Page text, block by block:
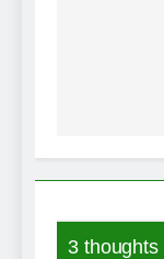
3 thoughts